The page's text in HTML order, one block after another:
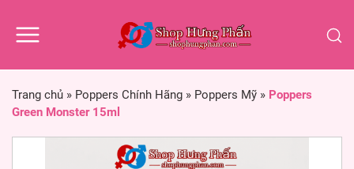
Trang chủ » Poppers Chính Hãng » Poppers Mỹ » Poppers
Green Monster 15ml